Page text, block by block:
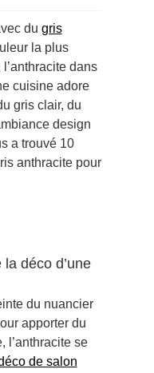
du gris
la plus
dans
cuisine adore
gris clair, du
design
a trouvé 10
anthracite pour
déco d’une
du nuancier
apporter du
l’anthracite se
de salon